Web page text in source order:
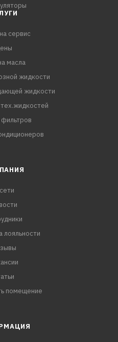
сервис
масла
жидкости
жидкости
лояльности
помещение